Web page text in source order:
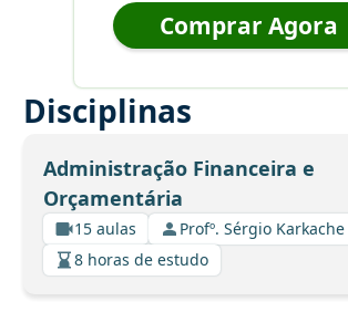
Comprar Agora
Disciplinas
Administração Financeira e
Orçamentária
15 aulas
Profº. Sérgio Karkache
8 horas de estudo